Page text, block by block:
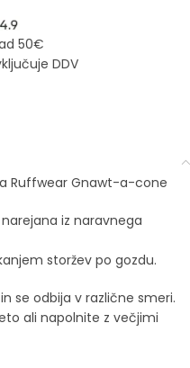
50€
DDV
Ruffwear Gnawt-a-cone
iz naravnega
storžev po gozdu.
se odbija v različne smeri.
ali napolnite z večjimi